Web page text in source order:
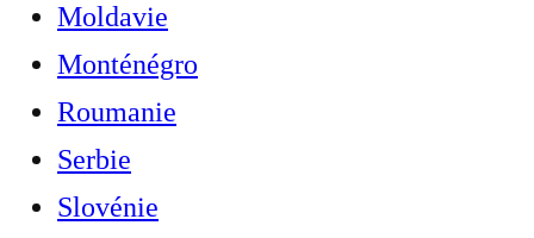
Moldavie
Monténégro
Roumanie
Serbie
Slovénie